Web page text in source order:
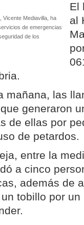
Vicente Mediavilla, ha
de emergencias
de los
El
al
mañana, las
generaron
de ellas por
de petardos.
entre la
a cinco
además de
tobillo por